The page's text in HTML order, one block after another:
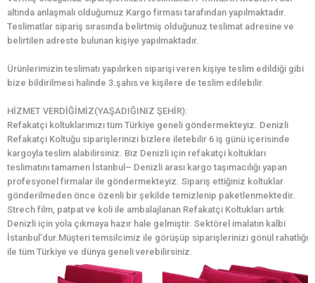
altında anlaşmalı olduğumuz Kargo firması tarafından yapılmaktadır.
Teslimatlar sipariş sırasında belirtmiş olduğunuz teslimat adresine ve
belirtilen adreste bulunan kişiye yapılmaktadır.
Ürünlerimizin teslimatı yapılırken siparişi veren kişiye teslim edildiği gibi
bize bildirilmesi halinde 3.şahıs ve kişilere de teslim edilebilir.
HİZMET VERDİĞİMİZ(YAŞADIĞINIZ ŞEHİR):
Refakatçi koltuklarımızı tüm Türkiye geneli göndermekteyiz. Denizli
Refakatçi Koltuğu siparişlerinizi bizlere iletebilir 6 iş günü içerisinde
kargoyla teslim alabilirsiniz. Biz Denizli için refakatçi koltukları
teslimatını tamamen İstanbul– Denizli arası kargo taşımacılığı yapan
profesyonel firmalar ile göndermekteyiz. Sipariş ettiğiniz koltuklar
gönderilmeden önce özenli bir şekilde temizlenip paketlenmektedir.
Strech film, patpat ve koli ile ambalajlanan Refakatçi Koltukları artık
Denizli için yola çıkmaya hazır hale gelmiştir. Sektörel imalatın kalbi
İstanbul’dur.Müşteri temsilcimiz ile görüşüp siparişlerinizi gönül rahatlığı
ile tüm Türkiye ve dünya geneli verebilirsiniz.